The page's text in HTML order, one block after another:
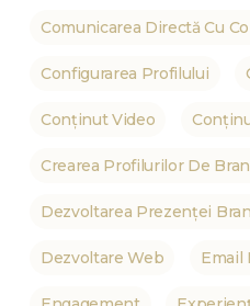
Comunicarea Directă Cu
Configurarea Profilului
Conținut Video
Crearea Profilurilor De
Dezvoltarea Prezenței
Dezvoltare Web Email